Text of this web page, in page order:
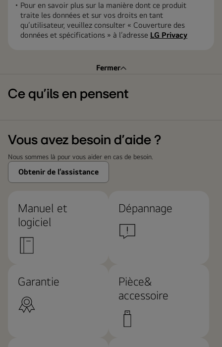
Pour en savoir plus sur la manière dont ce produit
traite les données et sur vos droits en tant
qu’utilisateur, veuillez consulter « Couverture des
données et spécifications » à l’adresse LG Privacy
Fermer
Ce qu’ils en pensent
Vous avez besoin d’aide ?
Nous sommes là pour vous aider en cas de besoin.
Obtenir de l’assistance
Manuel et
logiciel
Dépannage
Garantie
Pièce&
accessoire